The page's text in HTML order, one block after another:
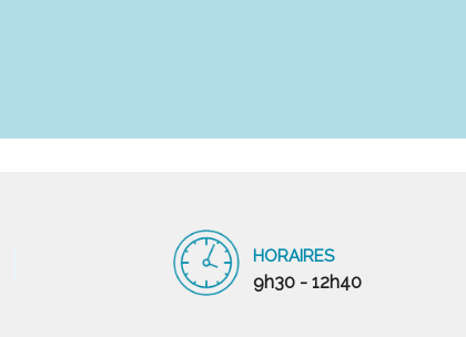
HORAIRES
9h30 - 12h40